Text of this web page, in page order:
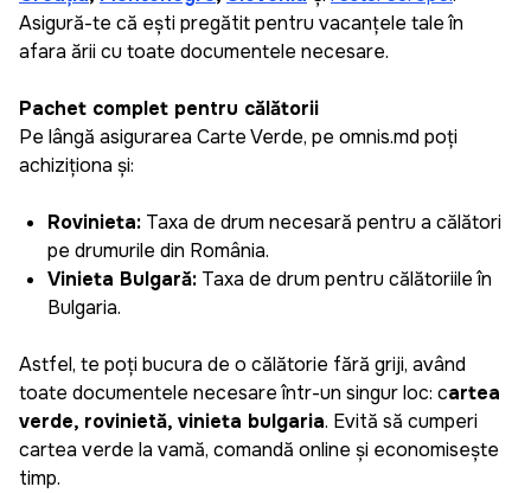
Asigură-te că ești pregătit pentru vacanțele tale în
afara țării cu toate documentele necesare.
Pachet complet pentru călătorii
Pe lângă asigurarea Carte Verde, pe omnis.md poți
achiziționa și:
Rovinieta: Taxa de drum necesară pentru a călători
pe drumurile din România.
Vinieta Bulgară: Taxa de drum pentru călătoriile în
Bulgaria.
Astfel, te poți bucura de o călătorie fără griji, având
toate documentele necesare într-un singur loc: cartea
verde, rovinietă, vinieta bulgaria. Evită să cumperi
cartea verde la vamă, comandă online și economisește
timp.
Daniela
Plăcut surprinsă cît de repede și ușor poți genera
o asigurare pentru mașină, pot salva datele mele
și la următoarea asigurare pot să o creez doar în
câțiva pași simpli. Recomand aplicația pentru cei
care apreciază timpul și eficiența.